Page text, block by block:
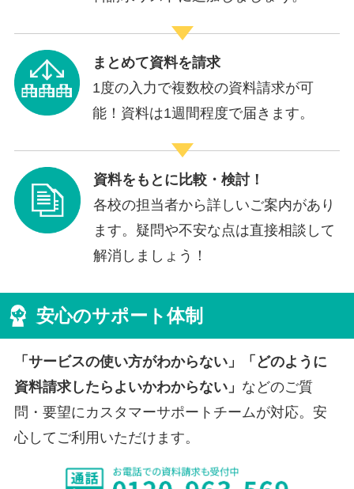
まとめて資料を請求
1度の入力で複数校の資料請求が可
能！資料は1週間程度で届きます。
資料をもとに比較・検討！
各校の担当者から詳しいご案内があり
ます。疑問や不安な点は直接相談して
解消しましょう！
安心のサポート体制
「サービスの使い方がわからない」「どのように
資料請求したらよいかわからない」 などのご質
問・要望にカスタマーサポートチームが対応。安
心してご利用いただけます。